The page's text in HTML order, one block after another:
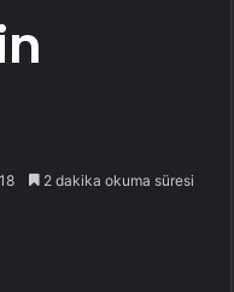
18 2 dakika okuma süresi